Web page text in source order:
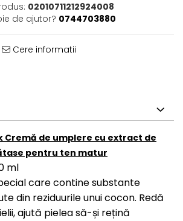
02010711212924008
de ajutor? 0744703880
Cere informatii
Cremă de umplere cu extract de
pentru ten matur
ml
care contine substante
din reziduurile unui cocon. Redă
ajută pielea să-și rețină